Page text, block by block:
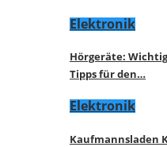
Elektronik
Hörgeräte:
Tipps für den…
Elektronik
Kaufmannsladen